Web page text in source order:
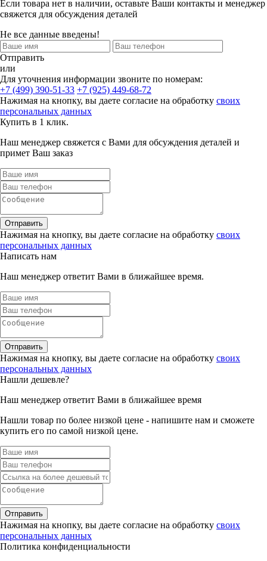
Если товара нет в наличии, оставьте Ваши контакты и менеджер
свяжется для обсуждения деталей
Не все данные введены!
Отправить
или
Для уточнения информации звоните по номерам:
+7 (499) 390-51-33 +7 (925) 449-68-72
Нажимая на кнопку, вы даете согласие на обработку своих
персональных данных
Купить в 1 клик.
Наш менеджер свяжется с Вами для обсуждения деталей и
примет Ваш заказ
Отправить
Нажимая на кнопку, вы даете согласие на обработку своих
персональных данных
Написать нам
Наш менеджер ответит Вами в ближайшее время.
Отправить
Нажимая на кнопку, вы даете согласие на обработку своих
персональных данных
Нашли дешевле?
Наш менеджер ответит Вами в ближайшее время
Нашли товар по более низкой цене - напишите нам и сможете
купить его по самой низкой цене.
Отправить
Нажимая на кнопку, вы даете согласие на обработку своих
персональных данных
Политика конфиденциальности